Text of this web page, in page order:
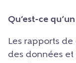
Qu’est-ce
Les rapports
des données et